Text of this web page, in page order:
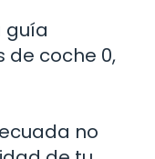
guía
de coche 0,
no